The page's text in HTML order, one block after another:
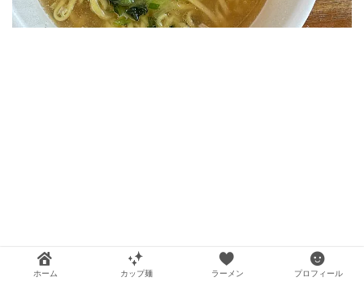
ホーム カップ麺 ラーメン プロフィール